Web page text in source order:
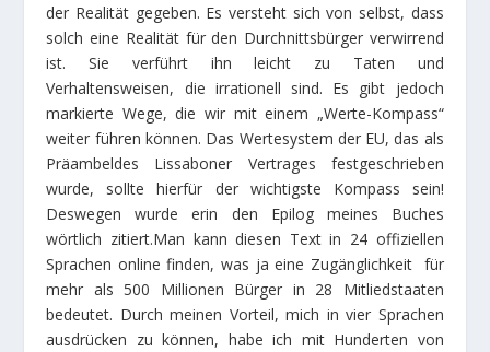
der Realität gegeben. Es versteht sich von selbst, dass
solch eine Realität für den Durchnittsbürger verwirrend
ist. Sie verführt ihn leicht zu Taten und
Verhaltensweisen, die irrationell sind. Es gibt jedoch
markierte Wege, die wir mit einem „Werte-Kompass“
weiter führen können. Das Wertesystem der EU, das als
Präambeldes Lissaboner Vertrages festgeschrieben
wurde, sollte hierfür der wichtigste Kompass sein!
Deswegen wurde erin den Epilog meines Buches
wörtlich zitiert.Man kann diesen Text in 24 offiziellen
Sprachen online finden, was ja eine Zugänglichkeit für
mehr als 500 Millionen Bürger in 28 Mitliedstaaten
bedeutet. Durch meinen Vorteil, mich in vier Sprachen
ausdrücken zu können, habe ich mit Hunderten von